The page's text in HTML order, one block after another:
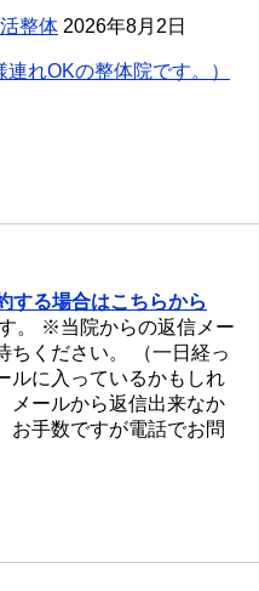
整体 2026年8月2日
れOKの整体院です。）
する場合はこちらから
。 ※当院からの返信メー
ちください。 （一日経っ
ルに入っているかもしれ
メールから返信出来なか
お手数ですが電話でお問